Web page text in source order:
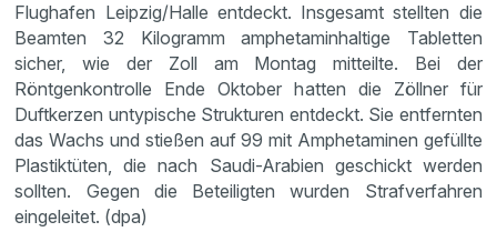
Flughafen Leipzig/Halle entdeckt. Insgesamt stellten die
Beamten 32 Kilogramm amphetaminhaltige Tabletten
sicher, wie der Zoll am Montag mitteilte. Bei der
Röntgenkontrolle Ende Oktober hatten die Zöllner für
Duftkerzen untypische Strukturen entdeckt. Sie entfernten
das Wachs und stießen auf 99 mit Amphetaminen gefüllte
Plastiktüten, die nach Saudi-Arabien geschickt werden
sollten. Gegen die Beteiligten wurden Strafverfahren
eingeleitet. (dpa)